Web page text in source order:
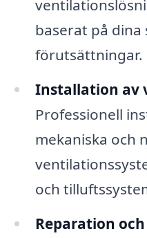
baserat på dina
förutsättningar.
Installation av
Professionell
mekaniska och
och
Reparation